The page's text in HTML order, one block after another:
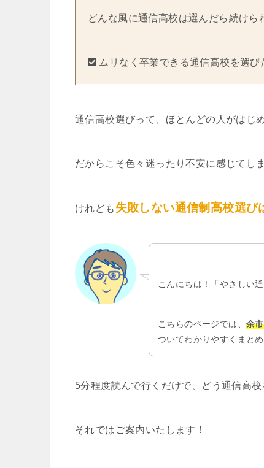
どんな風に通信高校は選んだら続けら
ムリなく卒業できる通信高校を選び
通信高校選びって、ほとんどの人がはじ
だからこそ色々迷ったり不安に感じてし
けれども 失敗しない通信制高校選び
こんにちは！「やさしい
こちらのページでは、 余
ついてわかりやすくまとめ
5分程度読んで行くだけで、どう通信高
それではご案内いたします！